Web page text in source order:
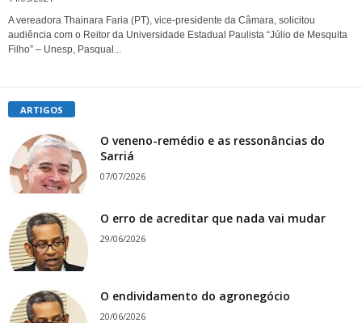
A vereadora Thainara Faria (PT), vice-presidente da Câmara, solicitou
audiência com o Reitor da Universidade Estadual Paulista “Júlio de Mesquita
Filho” – Unesp, Pasqual...
ARTIGOS
O veneno-remédio e as ressonâncias do
Sarriá
07/07/2026
O erro de acreditar que nada vai mudar
29/06/2026
O endividamento do agronegócio
20/06/2026